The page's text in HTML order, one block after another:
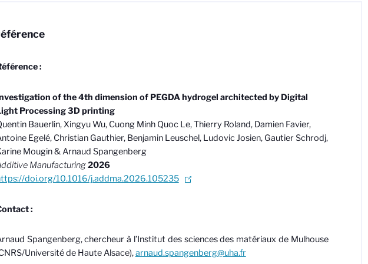
:
of the 4th dimension of PEGDA hydrogel architected by Digital
Processing 3D printing
Bauerlin, Xingyu Wu, Cuong Minh Quoc Le, Thierry Roland, Damien Favier,
Egelé, Christian Gauthier, Benjamin Leuschel, Ludovic Josien, Gautier Schrodj,
Mougin & Arnaud Spangenberg
Manufacturing2026
doi.org/10.1016/j.addma.2026.105235
:
Spangenberg, chercheur à l’Institut des sciences des matériaux de Mulhouse
Université de Haute Alsace),arnaud.spangenberg@uha.fr